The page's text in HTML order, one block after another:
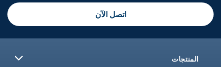
اتصل الآن
المنتجات